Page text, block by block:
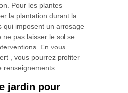
Pour les plantes
la plantation durant la
qui imposent un arrosage
ne pas laisser le sol se
En vous
, vous pourrez profiter
renseignements.
jardin pour